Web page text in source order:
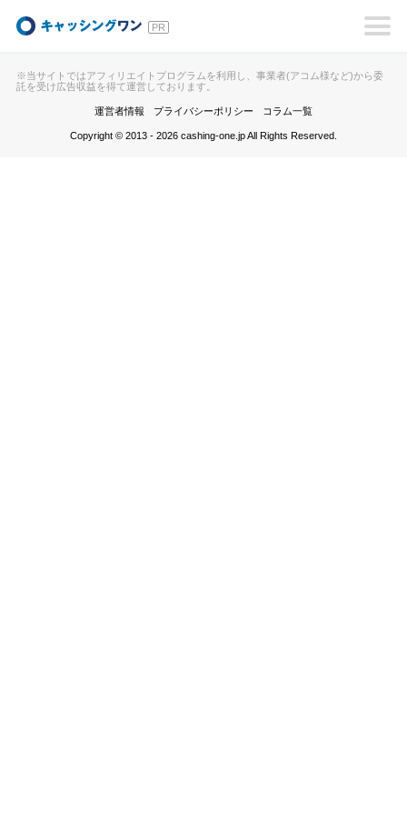
キャッシングワン
※当サイトではアフィリエイトプログラムを利用し、事業者(アコム様など)から委
託を受け広告収益を得て運営しております。
運営者情報 プライバシーポリシー コラム一覧
Copyright © 2013 - 2026 cashing-one.jp All Rights Reserved.